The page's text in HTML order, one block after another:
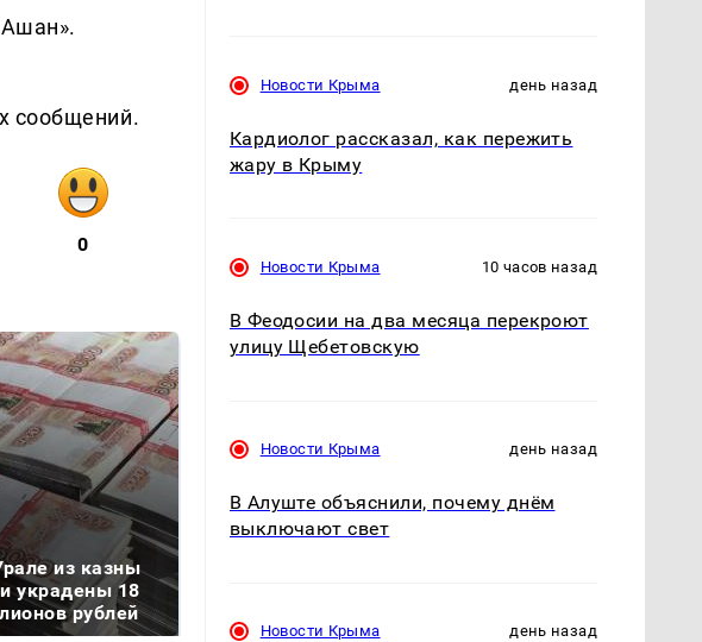
сообщений.
0
из казны
украдены 18
рублей
Новости Крыма день назад
Кардиолог рассказал, как пережить
жару в Крыму
Новости Крыма 10 часов назад
В Феодосии на два месяца перекроют
улицу Щебетовскую
Новости Крыма день назад
В Алуште объяснили, почему днём
выключают свет
Новости Крыма день назад